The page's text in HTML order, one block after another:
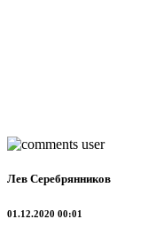
Лев Серебрянников
01.12.2020 00:01